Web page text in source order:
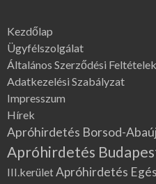
Kezdőlap
Ügyfélszolgálat
Általános Szerződési
Adatkezelési Szabályzat
Impresszum
Hírek
Apróhirdetés Borsod-
Apróhirdetés
III.kerületApróhirdetés